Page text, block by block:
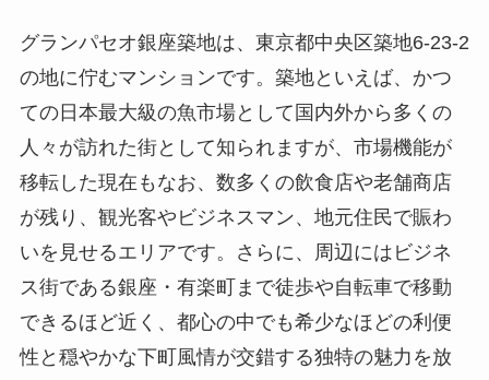
グランパセオ銀座築地は、東京都中央区築地6-23-2
の地に佇むマンションです。築地といえば、かつ
ての日本最大級の魚市場として国内外から多くの
人々が訪れた街として知られますが、市場機能が
移転した現在もなお、数多くの飲食店や老舗商店
が残り、観光客やビジネスマン、地元住民で賑わ
いを見せるエリアです。さらに、周辺にはビジネ
ス街である銀座・有楽町まで徒歩や自転車で移動
できるほど近く、都心の中でも希少なほどの利便
性と穏やかな下町風情が交錯する独特の魅力を放